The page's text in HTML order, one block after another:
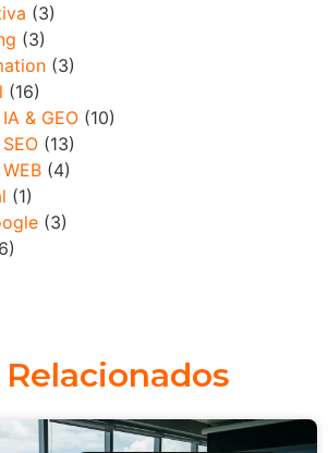
(3)
(3)
(3)
(16)
& GEO (10)
(13)
(4)
(1)
(3)